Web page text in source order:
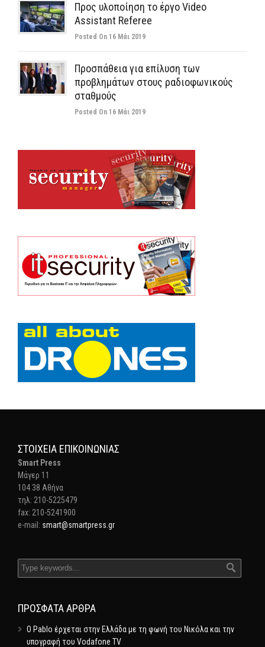
Προς υλοποίηση το έργο Video
Assistant Referee
Posted On 16 Μάι 2019
Προσπάθεια για επίλυση των
προβλημάτων στους ραδιοφωνικούς
σταθμούς
Posted On 16 Μάι 2019
ΣΤΟΙΧΕΊΑ ΕΠΙΚΟΙΝΩΝΊΑΣ
Smart Press
Mάγερ 11
104 38 Αθήνα
τηλ: 210-5225479
fax: 210-5241900
e-mail: smart@smartpress.gr
ΠΡΌΣΦΑΤΑ ΆΡΘΡΑ
Ο Pablo έρχεται στην Ελλάδα με τη φωνή του Νικόλα και την
υπογραφή του Vodafone TV